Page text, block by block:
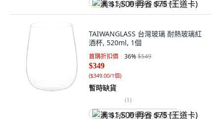
满 $1,500 再省 $75 (王道卡)
TAIWANGLASS 台灣玻璃 耐熱玻璃紅
酒杯, 520ml, 1個
首購折扣價 36%$549
$349
($349.00/1個)
暫時缺貨
(1)
满 $1,500 再省 $75 (王道卡)